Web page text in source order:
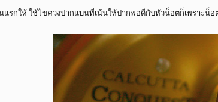
รกให้ ใช้ไขควงปากแบนที่เน้นให้ปากพอดีกับหัวน็อตก็เพราะน็อ